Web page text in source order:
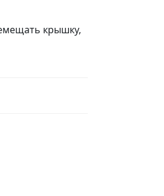
крышку,